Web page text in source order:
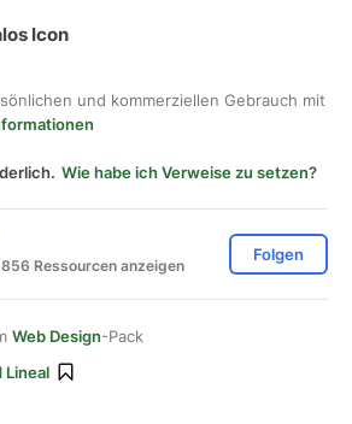
Icon
und kommerziellen Gebrauch mit
Wie habe ich Verweise zu setzen?
Ressourcen anzeigen
Folgen
Web Design-Pack
Lineal